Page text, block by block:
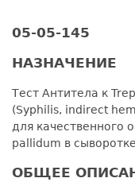
05-05-145
НАЗНАЧЕНИЕ
Тест Антитела к
(Syphilis, indirect
для качественного
pallidum в
ОБЩЕЕ